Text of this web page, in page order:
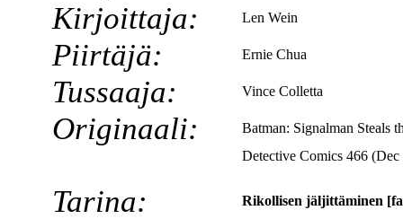
Kirjoittaja: Len Wein
Piirtäjä: Ernie Chua
Tussaaja: Vince Colletta
Originaali:
Batman: Signalman Steals
Detective Comics 466 (Dec
Tarina: Rikollisen jäljittäminen